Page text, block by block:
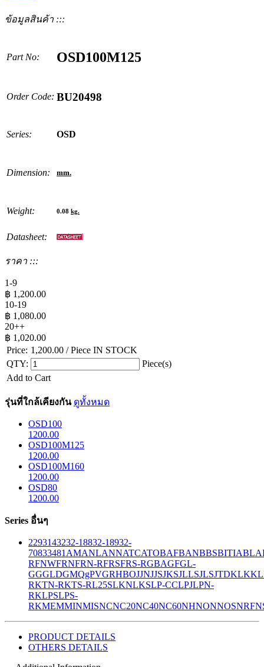
ข้อมูลสินค้า :::
Part No: OSD100M125
Order Code: BU20498
Series: OSD
Dimension: mm.
Weight: 0.08 kg.
Datasheet:
ราคา :::
1-9
฿ 1,200.00
10-19
฿ 1,080.00
20++
฿ 1,020.00
Price: 1,200.00 / Piece IN STOCK
QTY:
Piece(s)
Add to Cart
รุ่นที่ใกล้เคียงกัน ดูทั้งหมด
OSD100
1200.00
OSD100M125
1200.00
OSD100M160
1200.00
OSD80
1200.00
Series อื่นๆ
2293143232-18832-18932-
70833481 AMANLANNATCATOBAFBANBBSBITIABLA
RFNWFRNFRN-RFRSFRS-RGBAGFGL-
GGGLDGMQgPVGRHBOJJNJJSJKSJLLSJLSJTDKLK
RKTN-RKTS-RL25SLKNLKSLP-CCLPJLPN-
RKLPSLPS-
RKMEMMINMISNCNC20NC40NC60NHNONNOSNRF
PRODUCT DETAILS
OTHERS DETAILS